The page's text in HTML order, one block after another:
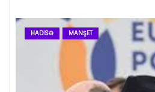
HADISƏ MANŞET